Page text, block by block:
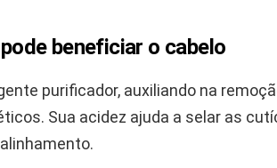
beneficiar o cabelo
purificador, auxiliando na
Sua acidez ajuda a selar as